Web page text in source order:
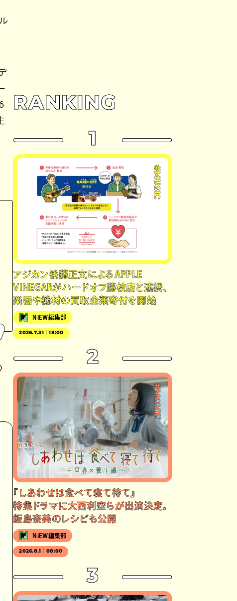
RANKING
1
#MUSIC
アジカン後藤正文によるAPPLE
VINEGARがハードオフ藤枝店と連携、
楽器や機材の買取金額寄付を開始
NiEW編集部
2026.7.31｜18:00
2
#MOVIE
『しあわせは食べて寝て待て』
特集ドラマに大西利空らが出演決定。
飯島奈美のレシピも公開
NiEW編集部
2026.8.1｜08:00
3